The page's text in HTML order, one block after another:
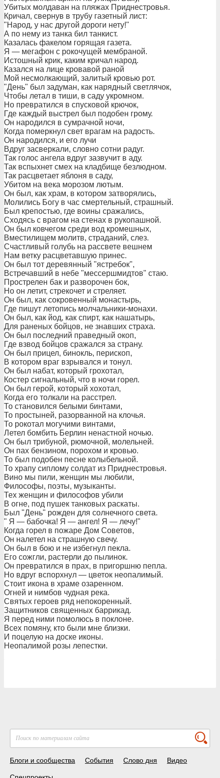
Убитых молдаван на пляжах Приднестровья.
Кричал, свернув в трубу газетный лист:
"Народ, у нас другой дороги нету!"
А по нему из танка бил танкист.
Казалась факелом горящая газета.
Я — мегафон с рокочущей мембраной.
Истошный крик, каким кричал народ.
Казался на лице кровавой раной
Мой несмолкающий, залитый кровью рот.
"День" был задуман, как нарядный светлячок,
Чтобы летал в тиши, в саду укромном.
Но превратился в спусковой крючок,
Где каждый выстрел был подобен грому.
Он народился в сумрачной ночи,
Когда померкнул свет врагам на радость.
Он народился, и его лучи
Вдруг засверкали, словно сотни радуг.
Так голос ангела вдруг зазвучит в аду.
Так вспыхнет смех на кладбище безлюдном.
Так расцветает яблоня в саду,
Убитом на века морозом лютым.
Он был, как храм, в котором затворялись,
Молились Богу в час смертельный, страшный.
Был крепостью, где воины сражались,
Сходясь с врагом на стенах в рукопашной.
Он был ковчегом среди вод кромешных,
Вместилищем молитв, страданий, слез.
Счастливый голубь на рассвете вешнем
Нам ветку расцветавшую принес.
Он был тот деревянный "ястребок",
Встречавший в небе "мессершмидтов" стаю.
Прострелен бак и разворочен бок,
Но он летит, стрекочет и стреляет.
Он был, как сокровенный монастырь,
Где пишут летопись молчальники-монахи.
Он был, как йод, как спирт, как нашатырь,
Для раненых бойцов, не знавших страха.
Он был последний праведный окоп,
Где взвод бойцов сражался за страну.
Он был прицел, бинокль, перископ,
В котором враг взрывался и тонул.
Он был набат, который грохотал,
Костер сигнальный, что в ночи горел.
Он был герой, который хохотал,
Когда его толкали на расстрел.
То становился белыми бинтами,
То простыней, разорванной на клочья.
То рокотал могучими винтами,
Летел бомбить Берлин ненастной ночью.
Он был трибуной, рюмочной, молельней.
Он пах бензином, порохом и кровью.
То был подобен песне колыбельной.
То храпу сиплому солдат из Приднестровья.
Вино мы пили, женщин мы любили,
Философы, поэты, музыканты.
Тех женщин и философов убили
В огне, под пушек танковых раскаты.
Был "День" рожден для солнечного света.
" Я — бабочка! Я — ангел! Я — лечу!"
Когда горел в пожаре Дом Советов,
Он налетел на страшную свечу.
Он был в бою и не избегнул пекла.
Его сожгли, растерли до пылинок.
Он превратился в прах, в пригоршню пепла.
Но вдруг вспорхнул — цветок неопалимый.
Стоит икона в храме озаренном.
Огней и нимбов чудная река.
Святых героев ряд непокоренный.
Защитников священных баррикад.
Я перед ними помолюсь в поклоне.
Всех помяну, кто были мне близки.
И поцелую на доске иконы.
Неопалимой розы лепестки.
Блоги и сообщества События Слово дня Видео